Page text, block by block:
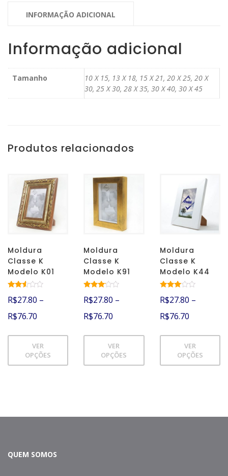
INFORMAÇÃO ADICIONAL
Informação adicional
Tamanho
10 X 15, 13 X 18, 15 X 21, 20 X 25, 20 X
30, 25 X 30, 28 X 35, 30 X 40, 30 X 45
Produtos relacionados
Moldura
Classe K
Modelo K01
ção
de 5
R$27.80 –
R$76.70
VER
OPÇÕES
Moldura
Classe K
Modelo K91
ão
de 5
R$27.80 –
R$76.70
VER
OPÇÕES
Moldura
Classe K
Modelo K44
ção
de 5
R$27.80 –
R$76.70
VER
OPÇÕES
QUEM SOMOS